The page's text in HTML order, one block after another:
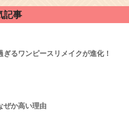
記事
ぎるワンピースリメイクが進化！
ぜか高い理由